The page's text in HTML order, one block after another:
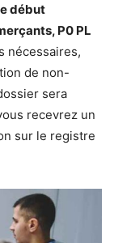
début
P0 PL
nécessaires,
de non-
sera
recevrez un
sur le registre